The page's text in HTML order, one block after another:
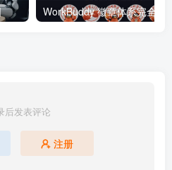
后发表评论
注册